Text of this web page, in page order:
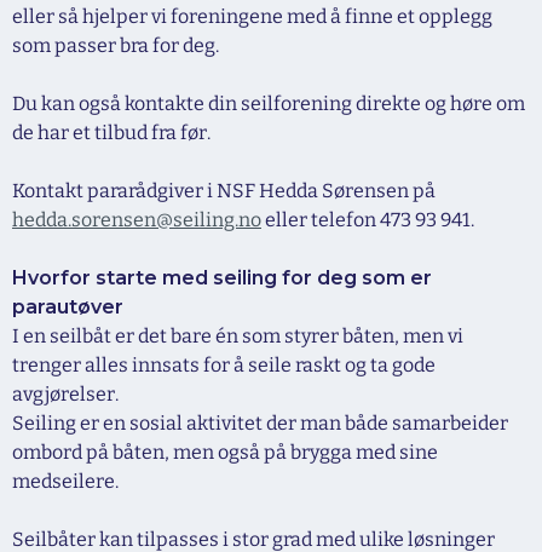
eller så hjelper vi foreningene med å finne et opplegg
som passer bra for deg.
Du kan også kontakte din seilforening direkte og høre om
de har et tilbud fra før.
Kontakt pararådgiver i NSF Hedda Sørensen på
hedda.sorensen@seiling.noeller telefon 473 93 941.
Hvorfor starte med seiling for deg som er
parautøver
I en seilbåt er det bare én som styrer båten, men vi
trenger alles innsats for å seile raskt og ta gode
avgjørelser.
Seiling er en sosial aktivitet der man både samarbeider
ombord på båten, men også på brygga med sine
medseilere.
Seilbåter kan tilpasses i stor grad med ulike løsninger